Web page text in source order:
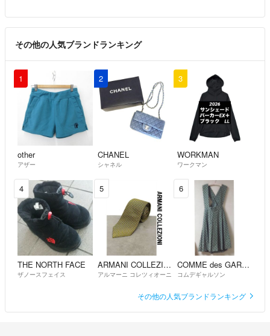
その他の人気ブランドランキング
1
other
アザー
2
CHANEL
シャネル
3
WORKMAN
ワークマン
4
THE NORTH FACE
ザノースフェイス
5
ARMANI COLLEZIONI
アルマーニ コレツィオーニ
6
COMME des GARCONS
コムデギャルソン
その他の人気ブランドランキング